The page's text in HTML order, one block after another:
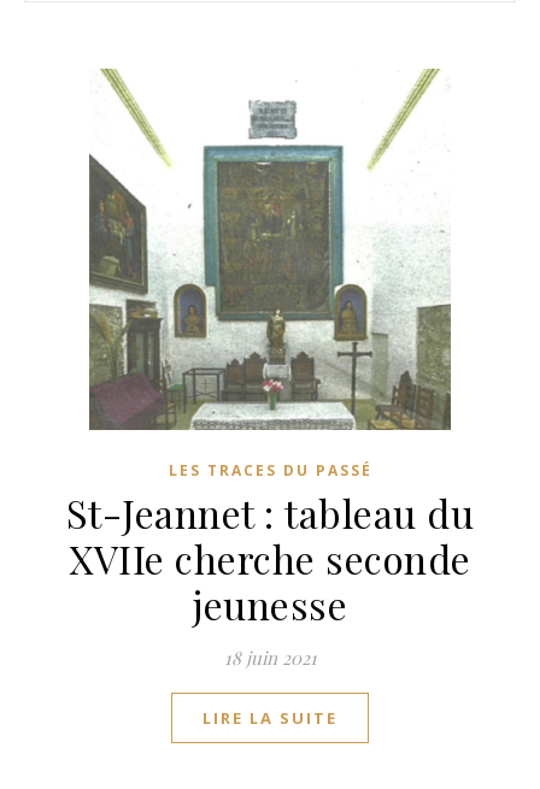
LES TRACES DU PASSÉ
St-Jeannet : tableau du
XVIIe cherche seconde
jeunesse
18 juin 2021
LIRE LA SUITE